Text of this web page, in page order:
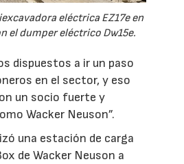
eléctrica EZ17e en
el dumper eléctrico Dw15e.
dispuestos a ir un paso
en el sector, y eso
un socio fuerte y
Wacker Neuson”.
una estación de carga
de Wacker Neuson a